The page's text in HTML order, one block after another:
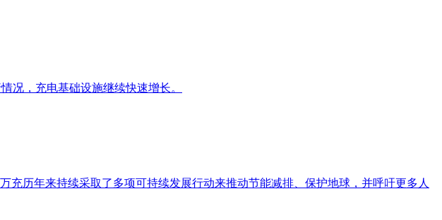
况，充电基础设施继续快速增长。
充历年来持续采取了多项可持续发展行动来推动节能减排、保护地球，并呼吁更多人